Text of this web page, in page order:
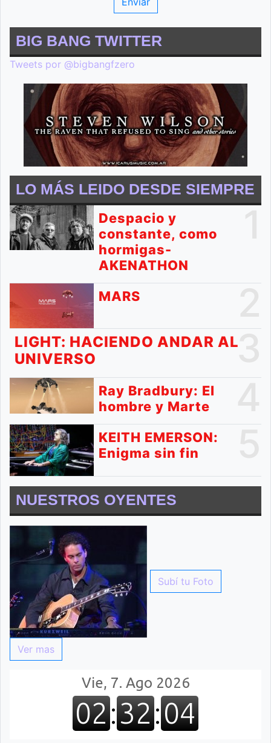
BIG BANG TWITTER
Tweets por @bigbangfzero
LO MÁS LEIDO DESDE SIEMPRE
Despacio y
constante, como
hormigas-
AKENATHON
MARS
3
LIGHT: HACIENDO ANDAR AL
UNIVERSO
Ray Bradbury: El
hombre y Marte
KEITH EMERSON:
Enigma sin fin
NUESTROS OYENTES
Subí tu Foto
Ver mas